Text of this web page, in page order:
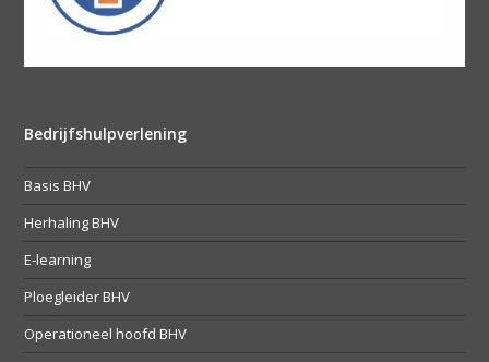
Bedrijfshulpverlening
Basis BHV
Herhaling BHV
E-learning
Ploegleider BHV
Operationeel hoofd BHV